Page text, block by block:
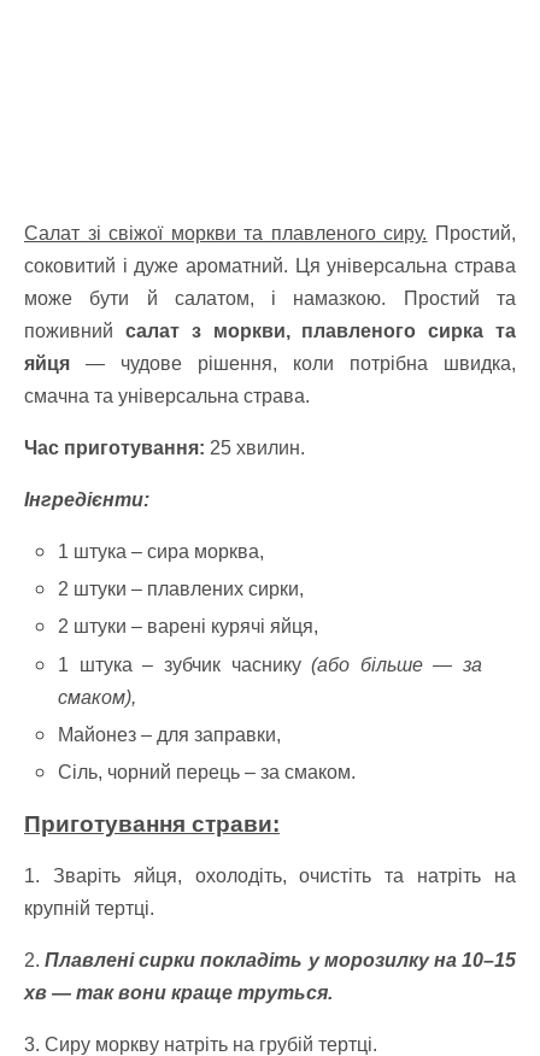
Салат зі свіжої моркви та плавленого сиру. Простий,
соковитий і дуже ароматний. Ця універсальна страва
може бути й салатом, і намазкою. Простий та
поживний салат з моркви, плавленого сирка та
яйця — чудове рішення, коли потрібна швидка,
смачна та універсальна страва.
Час приготування: 25 хвилин.
Інгредієнти:
1 штука – сира морква,
2 штуки – плавлених сирки,
2 штуки – варені курячі яйця,
1 штука – зубчик часнику(або більше — за
смаком),
Майонез – для заправки,
Сіль, чорний перець – за смаком.
Приготування страви:
1. Зваріть яйця, охолодіть, очистіть та натріть на
крупній тертці.
2.Плавлені сирки покладіть у морозилку на 10–15
хв — так вони краще труться.
3. Сиру моркву натріть на грубій тертці.